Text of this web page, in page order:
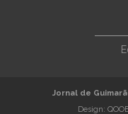
Jornal de
Design: